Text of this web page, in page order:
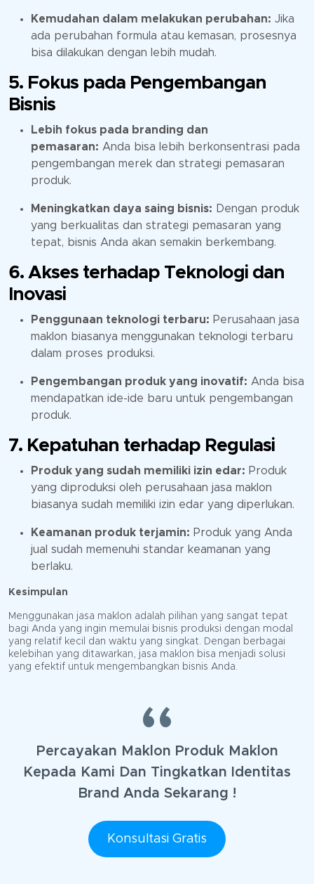
Kemudahan dalam melakukan perubahan: Jika
ada perubahan formula atau kemasan, prosesnya
bisa dilakukan dengan lebih mudah.
5. Fokus pada Pengembangan
Bisnis
Lebih fokus pada branding dan
pemasaran: Anda bisa lebih berkonsentrasi pada
pengembangan merek dan strategi pemasaran
produk.
Meningkatkan daya saing bisnis: Dengan produk
yang berkualitas dan strategi pemasaran yang
tepat, bisnis Anda akan semakin berkembang.
6. Akses terhadap Teknologi dan
Inovasi
Penggunaan teknologi terbaru: Perusahaan jasa
maklon biasanya menggunakan teknologi terbaru
dalam proses produksi.
Pengembangan produk yang inovatif: Anda bisa
mendapatkan ide-ide baru untuk pengembangan
produk.
7. Kepatuhan terhadap Regulasi
Produk yang sudah memiliki izin edar: Produk
yang diproduksi oleh perusahaan jasa maklon
biasanya sudah memiliki izin edar yang diperlukan.
Keamanan produk terjamin: Produk yang Anda
jual sudah memenuhi standar keamanan yang
berlaku.
Kesimpulan
Menggunakan jasa maklon adalah pilihan yang sangat tepat
bagi Anda yang ingin memulai bisnis produksi dengan modal
yang relatif kecil dan waktu yang singkat. Dengan berbagai
kelebihan yang ditawarkan, jasa maklon bisa menjadi solusi
yang efektif untuk mengembangkan bisnis Anda.
Percayakan Maklon Produk Maklon
Kepada Kami Dan Tingkatkan Identitas
Brand Anda Sekarang !
Konsultasi Gratis